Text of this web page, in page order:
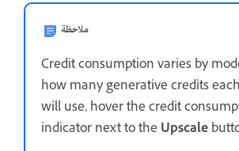
ملاحظة
Credit consumption varies by
how many generative credits
will use, hover the credit
indicator next to the Upscale